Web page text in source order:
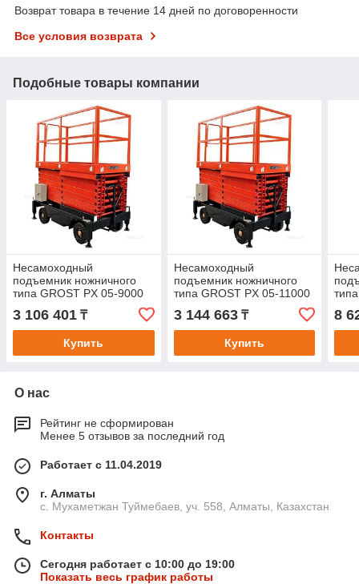
Возврат товара в течение 14 дней по договоренности
Все условия возврата
Подобные товары компании
Несамоходный
подъемник ножничного
типа GROST PX 05-9000
3 106 401 ₸
Купить
Несамоходный
подъемник ножничного
типа GROST PX 05-11000
3 144 663₸
Купить
8
О нас
Рейтинг не сформирован
Менее 5 отзывов за последний год
Работает с 11.04.2019
г. Алматы
с. Мухаметжан Туймебаев, уч. 558, Алматы, Казахстан
Контакты
Сегодня работает с 10:00 до 19:00
Показать весь график работы